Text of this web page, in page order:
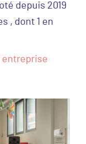
depuis 2019
, dont 1 en
entreprise